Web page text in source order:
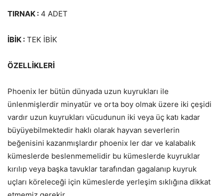
TIRNAK : 4 ADET
İBİK : TEK İBİK
ÖZELLİKLERİ
Phoenix ler bütün dünyada uzun kuyrukları ile
ünlenmişlerdir minyatür ve orta boy olmak üzere iki çeşidi
vardır uzun kuyrukları vücudunun iki veya üç katı kadar
büyüyebilmektedir haklı olarak hayvan severlerin
beğenisini kazanmışlardır phoenix ler dar ve kalabalık
kümeslerde beslenmemelidir bu kümeslerde kuyruklar
kırılıp veya başka tavuklar tarafından gagalanıp kuyruk
uçları köreleceği için kümeslerde yerleşim sıklığına dikkat